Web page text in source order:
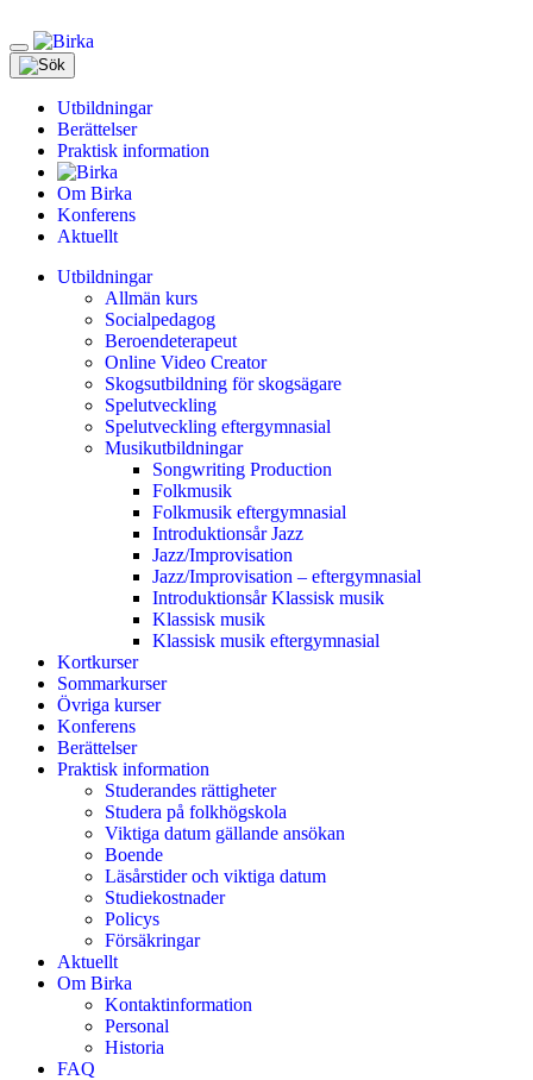
Meny
Utbildningar
Berättelser
Praktisk information
Om Birka
Konferens
Aktuellt
Utbildningar
Allmän kurs
Socialpedagog
Beroendeterapeut
Online Video Creator
Skogsutbildning för skogsägare
Spelutveckling
Spelutveckling eftergymnasial
Musikutbildningar
Songwriting Production
Folkmusik
Folkmusik eftergymnasial
Introduktionsår Jazz
Jazz/Improvisation
Jazz/Improvisation – eftergymnasial
Introduktionsår Klassisk musik
Klassisk musik
Klassisk musik eftergymnasial
Kortkurser
Sommarkurser
Övriga kurser
Konferens
Berättelser
Praktisk information
Studerandes rättigheter
Studera på folkhögskola
Viktiga datum gällande ansökan
Boende
Läsårstider och viktiga datum
Studiekostnader
Policys
Försäkringar
Aktuellt
Om Birka
Kontaktinformation
Personal
Historia
FAQ